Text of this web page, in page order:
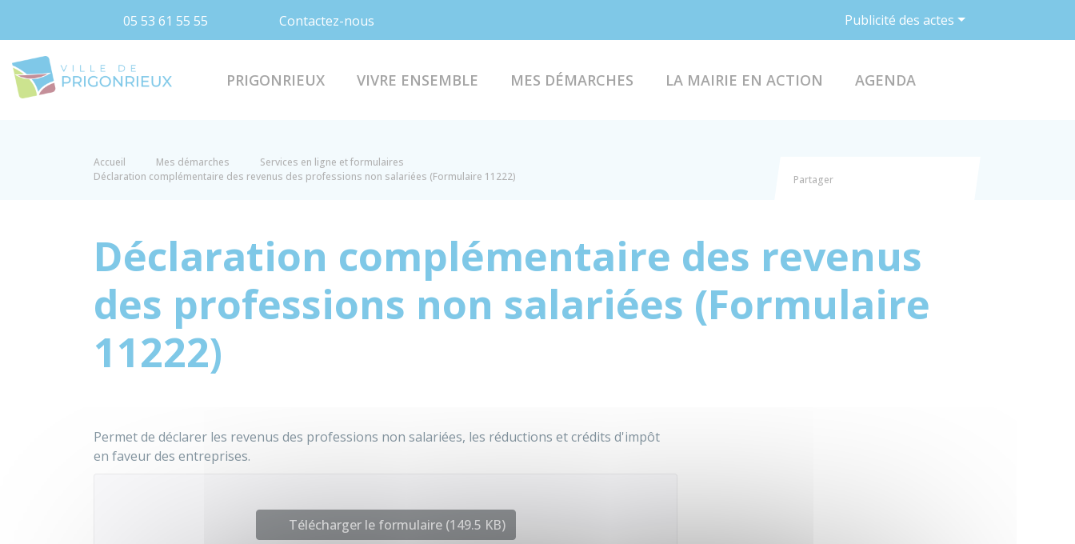
05 53 61 55 55 Contactez-nous Publicité des actes
PRIGONRIEUX VIVRE ENSEMBLE MES DÉMARCHES LA MAIRIE EN ACTION AGENDA
Accueil Mes démarches
Services en ligne et formulaires
Déclaration complémentaire des revenus des professions non salariées (Formulaire 11222)
Partager
Déclaration complémentaire des revenus
des professions non salariées (Formulaire
11222)
Permet de déclarer les revenus des professions non salariées, les réductions et crédits d'impôt
en faveur des entreprises.
Télécharger le formulaire (149.5 KB)